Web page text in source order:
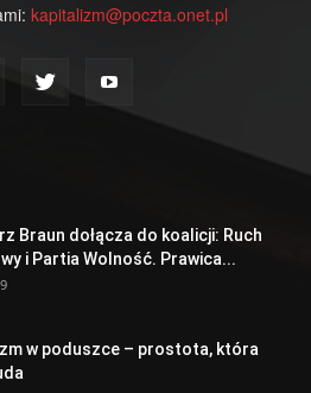
kapitalizm@poczta.onet.pl
Braun dołącza do koalicji: Ruch
i Partia Wolność. Prawica...
w poduszce – prostota, która